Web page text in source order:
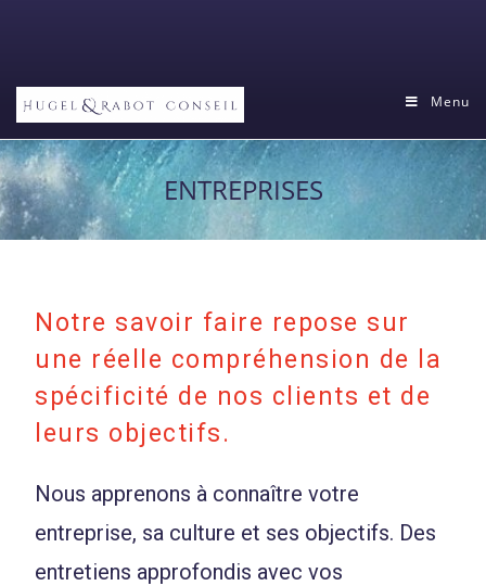
Menu
ENTREPRISES
Notre savoir faire repose sur
une réelle compréhension de la
spécificité de nos clients et de
leurs objectifs.
Nous apprenons à connaître votre
entreprise, sa culture et ses objectifs. Des
entretiens approfondis avec vos